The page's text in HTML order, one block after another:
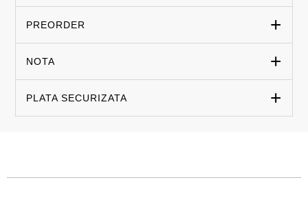
PREORDER
NOTA
PLATA SECURIZATA